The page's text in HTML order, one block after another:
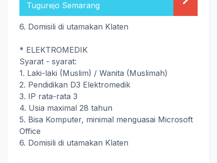
Tugurejo Semarang
6. Domisili di utamakan Klaten
* ELEKTROMEDIK
Syarat - syarat:
1. Laki-laki (Muslim) / Wanita (Muslimah)
2. Pendidikan D3 Elektromedik
3. IP rata-rata 3
4. Usia maximal 28 tahun
5. Bisa Komputer, minimal menguasai Microsoft
Office
6. Domisili di utamakan Klaten